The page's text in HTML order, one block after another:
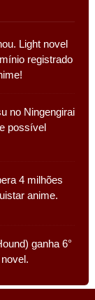
Light novel
registrado
no Ningengirai
possível
4 milhões
anime.
ganha 6°